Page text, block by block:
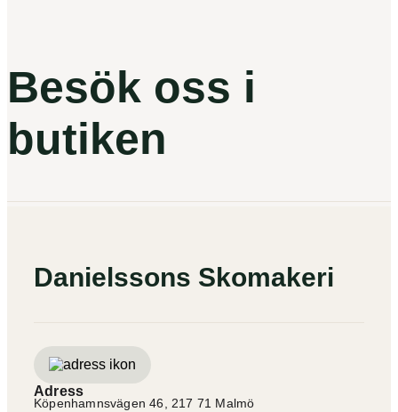
Besök oss i
butiken
Danielssons Skomakeri
Adress
Köpenhamnsvägen 46, 217 71 Malmö